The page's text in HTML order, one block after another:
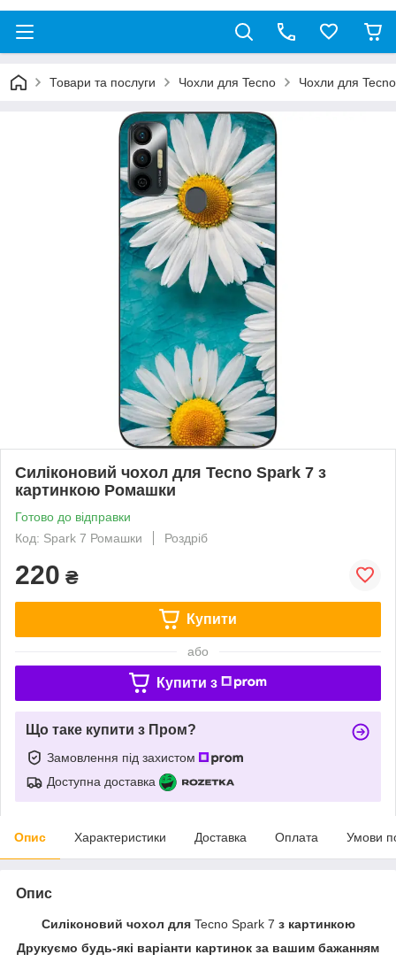
Товари та послуги Чохли для Tecno Чохли для
Силіконовий чохол для Tecno Spark 7 з
картинкою Ромашки
Готово до відправки
Код: Spark 7 Ромашки
Роздріб
220 ₴
Купити
або
Купити з
Що таке купити з Пром?
Замовлення під захистом
Доступна доставка
Опис Характеристики Доставка Оплата Умови
Опис
Силіконовий чохол для Tecno Spark 7 з картинкою
Друкуємо будь-які варіанти картинок за вашим бажанням